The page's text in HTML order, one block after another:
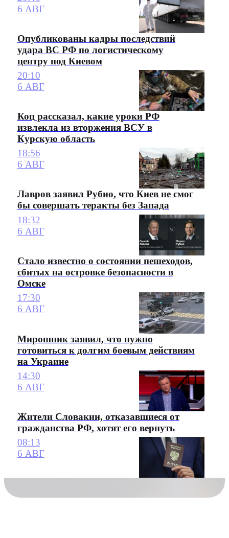
6 АВГ
Опубликованы кадры последствий
удара ВС РФ по логистическому
центру под Киевом
20:10
6 АВГ
Коц рассказал, какие уроки РФ
извлекла из вторжения ВСУ в
Курскую область
18:56
6 АВГ
Лавров заявил Рубио, что Киев не смог
бы совершать теракты без Запада
18:32
6 АВГ
Стало известно о состоянии пешеходов,
сбитых на островке безопасности в
Омске
17:30
6 АВГ
Мирошник заявил, что нужно
готовиться к долгим боевым действиям
на Украине
14:30
6 АВГ
Жители Словакии, отказавшиеся от
гражданства РФ, хотят его вернуть
08:13
6 АВГ